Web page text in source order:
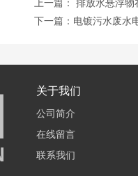
上一篇： 排放水悬浮物
下一篇： 电镀污水废水
关于我们
公司简介
在线留言
联系我们